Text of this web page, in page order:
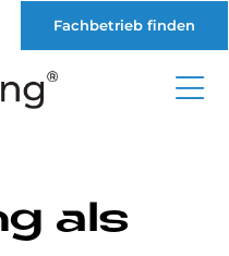
Fachbetrieb finden
als